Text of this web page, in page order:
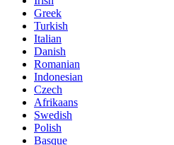
Greek
Turkish
Italian
Danish
Romanian
Indonesian
Czech
Afrikaans
Swedish
Polish
Basque